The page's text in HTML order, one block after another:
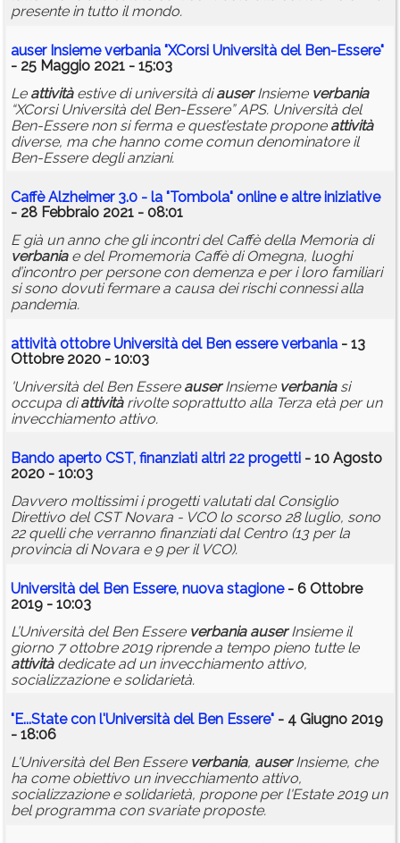
presente in tutto il mondo.
auserInsiemeverbania "XCorsi Università del Ben-Essere"
- 25 Maggio 2021 - 15:03
Le attivitàestive di università diauserInsieme verbania
“XCorsi Università del Ben-Essere” APS. Università del
Ben-Essere non si ferma e quest’estate propone attività
diverse, ma che hanno come comun denominatore il
Ben-Essere degli anziani.
Caffè Alzheimer 3.0 - la "Tombola" online e altre iniziative
- 28 Febbraio 2021 - 08:01
E già un anno che gli incontri del Caffè della Memoria di
verbaniae del Promemoria Caffè di Omegna, luoghi
d’incontro per persone con demenza e per i loro familiari
si sono dovuti fermare a causa dei rischi connessi alla
pandemia.
attività ottobre Università del Ben essereverbania - 13
Ottobre 2020 - 10:03
'Università del Ben Essere auserInsieme verbaniasi
occupa diattivitàrivolte soprattutto alla Terza età per un
invecchiamento attivo.
Bando aperto CST, finanziati altri 22 progetti - 10 Agosto
2020 - 10:03
Davvero moltissimi i progetti valutati dal Consiglio
Direttivo del CST Novara - VCO lo scorso 28 luglio, sono
22 quelli che verranno finanziati dal Centro (13 per la
provincia di Novara e 9 per il VCO).
Università del Ben Essere, nuova stagione- 6 Ottobre
2019 - 10:03
L’Università del Ben Essere verbania auserInsieme il
giorno 7 ottobre 2019 riprende a tempo pieno tutte le
attivitàdedicate ad un invecchiamento attivo,
socializzazione e solidarietà.
"E...State con l'Università del Ben Essere" - 4 Giugno 2019
- 18:06
L'Università del Ben Essere verbania, auserInsieme, che
ha come obiettivo un invecchiamento attivo,
socializzazione e solidarietà, propone per l'Estate 2019 un
bel programma con svariate proposte.